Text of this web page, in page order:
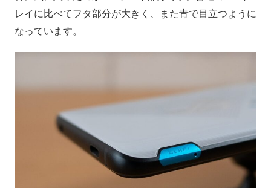
レイに比べてフタ部分が大きく、また青で目立つように
なっています。